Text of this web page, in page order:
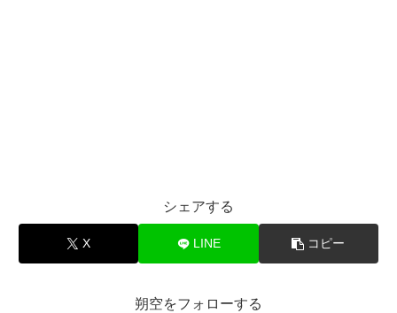
シェアする
X LINE コピー
朔空をフォローする